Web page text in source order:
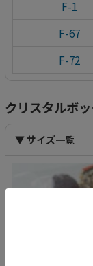
F-1
F-67
F-72
クリスタルボ
▼ サイズ一覧